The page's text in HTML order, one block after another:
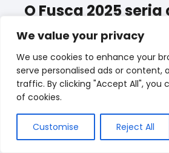
We value your privacy
We use cookies to enhance your
serve personalised ads or content,
traffic. By clicking "Accept All", you
of cookies.
Customise Reject All
O Fusca 2025
como o original?
Menos peças móveis
muito mais simples),
comprovada etestes
durabilidade.
OFusca 2025
seria ainda